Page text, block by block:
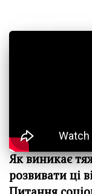
Як виникає
розвивати ці